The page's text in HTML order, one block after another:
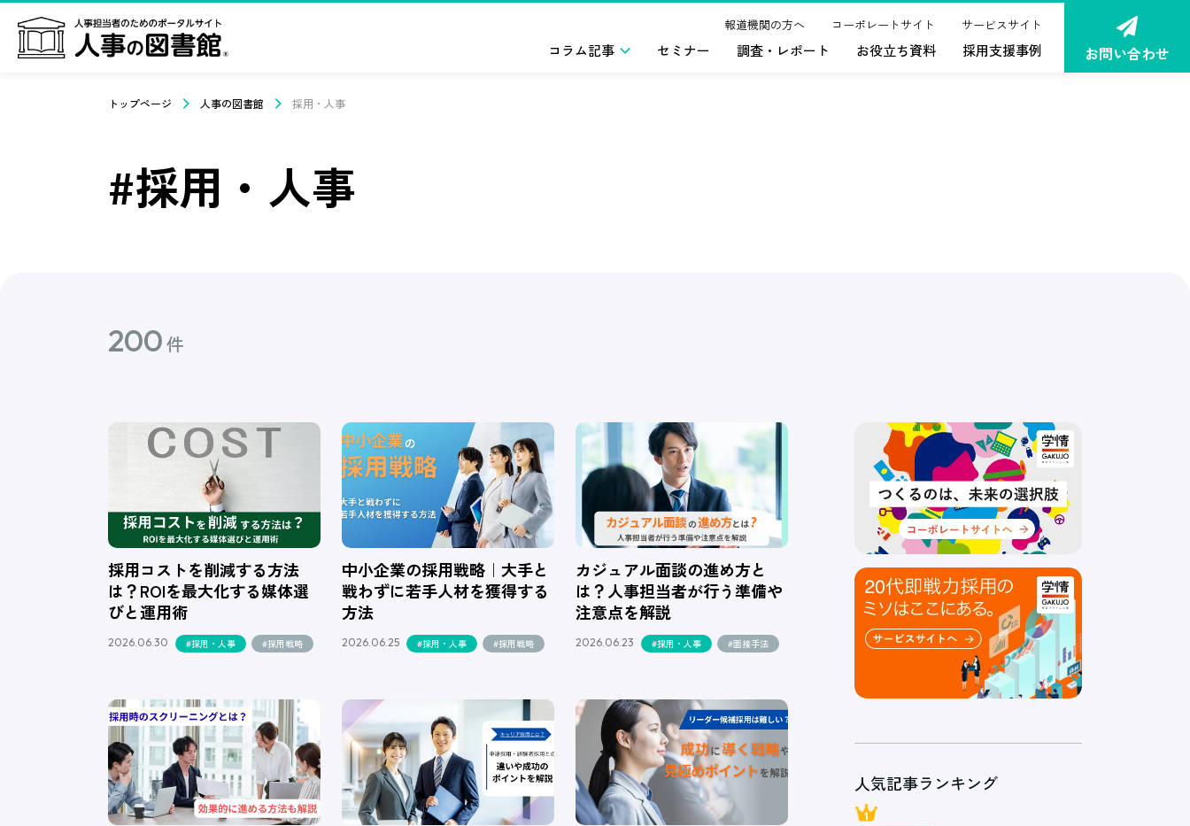
報道機関の方へ コーポレートサイト サービスサイト
コラム記事 セミナー 調査・レポート お役立ち資料 採用支援事例 お問い合わせ
トップページ 人事の図書館 採用・人事
#採用・人事
200件
採用コストを削減する方法
は？ROIを最大化する媒体選
びと運用術
2026.06.30 #採用・人事 #採用戦略
中小企業の採用戦略｜大手と
戦わずに若手人材を獲得する
方法
2026.06.25 #採用・人事 #採用戦略
カジュアル面談の進め方と
は？人事担当者が行う準備や
注意点を解説
2026.06.23 #採用・人事 #面接手法
人気記事ランキング